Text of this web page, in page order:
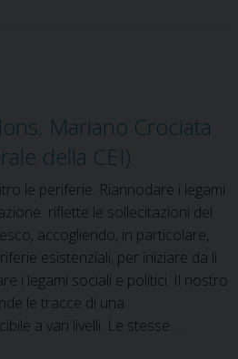
Retinopera
Mariano Crociata
della CEI)
le periferie. Riannodare i legami
 riflette le sollecitazioni del
accogliendo, in particolare,
esistenziali, per iniziare da lì
i legami sociali e politici. Il nostro
le tracce di una
a vari livelli. Le stesse …